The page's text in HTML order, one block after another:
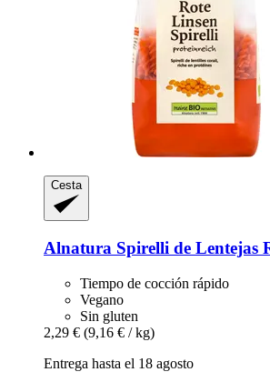
Cesta
Alnatura Spirelli de Lentejas
Tiempo de cocción rápido
Vegano
Sin gluten
2,29 € (9,16 € / kg)
Entrega hasta el 18 agosto